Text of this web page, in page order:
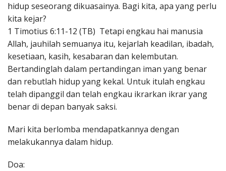
hidup seseorang dikuasainya. Bagi kita, apa yang perlu
kita kejar?
1 Timotius 6:11-12 (TB) Tetapi engkau hai manusia
Allah, jauhilah semuanya itu, kejarlah keadilan, ibadah,
kesetiaan, kasih, kesabaran dan kelembutan.
Bertandinglah dalam pertandingan iman yang benar
dan rebutlah hidup yang kekal. Untuk itulah engkau
telah dipanggil dan telah engkau ikrarkan ikrar yang
benar di depan banyak saksi.
Mari kita berlomba mendapatkannya dengan
melakukannya dalam hidup.
Doa: